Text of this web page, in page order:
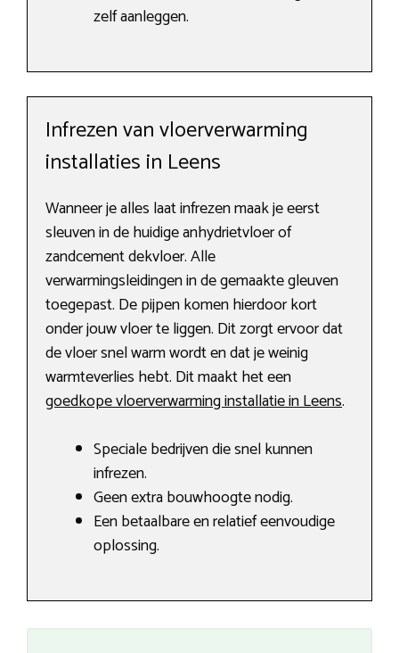
zelf aanleggen.
Infrezen van vloerverwarming
installaties in Leens
Wanneer je alles laat infrezen maak je eerst
sleuven in de huidige anhydrietvloer of
zandcement dekvloer. Alle
verwarmingsleidingen in de gemaakte gleuven
toegepast. De pijpen komen hierdoor kort
onder jouw vloer te liggen. Dit zorgt ervoor dat
de vloer snel warm wordt en dat je weinig
warmteverlies hebt. Dit maakt het een
goedkope vloerverwarming installatie in Leens.
Speciale bedrijven die snel kunnen
infrezen.
Geen extra bouwhoogte nodig.
Een betaalbare en relatief eenvoudige
oplossing.